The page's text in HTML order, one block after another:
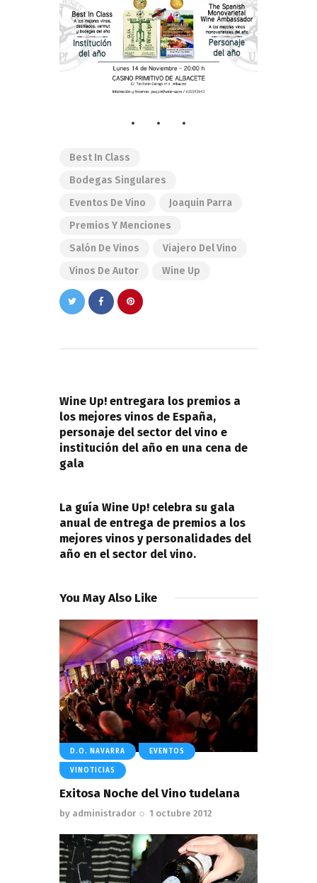
Best In Class
Bodegas Singulares
Eventos De Vino
Joaquin Parra
Premios Y Menciones
Salón De Vinos
Viajero Del Vino
Vinos De Autor
Wine Up
entradas
Wine Up! entregara los premios a
los mejores vinos de España,
personaje del sector del vino e
institución del año en una cena de
gala
La guía Wine Up! celebra su gala
anual de entrega de premios a los
mejores vinos y personalidades del
año en el sector del vino.
You May Also Like
D.O. NAVARRA EVENTOS
VINOTICIAS
Exitosa Noche del Vino tudelana
by administrador 1 octubre 2012